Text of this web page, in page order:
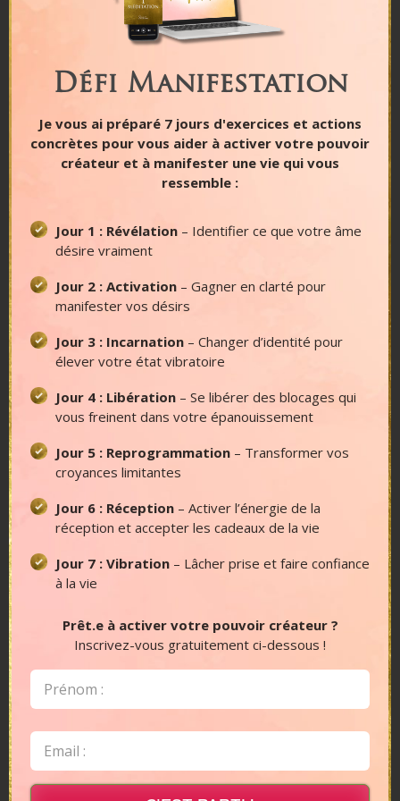
Je vous souhaite à tous de vivre une vie alignée,
douce, joyeuse, folle, grande, amusante, une vie
de rêve quoi ! Parce qu’on est ici pour vivre de
belles choses avant tout.
Avec un torrent de lumière,
Jenna
DÉFI MANIFESTATION
Je vous ai préparéune semaine d'exercices
et actions concrètes pour vous aider à
manifester une vie qui vous ressemble :
votre âme désire vraiment
manifester vos désirs
Jour 3 : Incarnation
pour élever votre état vibratoire
Défi Manifestation
Je vous ai préparé 7 jours d'exercices et actions
concrètes pour vous aider à activer votre pouvoir
créateur et à manifester une vie qui vous
ressemble :
Jour 1 : Révélation – Identifier ce que votre âme
désire vraiment
Jour 2 : Activation – Gagner en clarté pour
manifester vos désirs
Jour 3 : Incarnation – Changer d’identité pour
élever votre état vibratoire
Jour 4 : Libération – Se libérer des blocages qui
vous freinent dans votre épanouissement
Jour 5 : Reprogrammation – Transformer vos
croyances limitantes
Jour 6 : Réception – Activer l’énergie de la
réception et accepter les cadeaux de la vie
Jour 7 : Vibration – Lâcher prise et faire confiance
à la vie
Prêt.e à activer votre pouvoir créateur ?
Inscrivez-vous gratuitement ci-dessous !